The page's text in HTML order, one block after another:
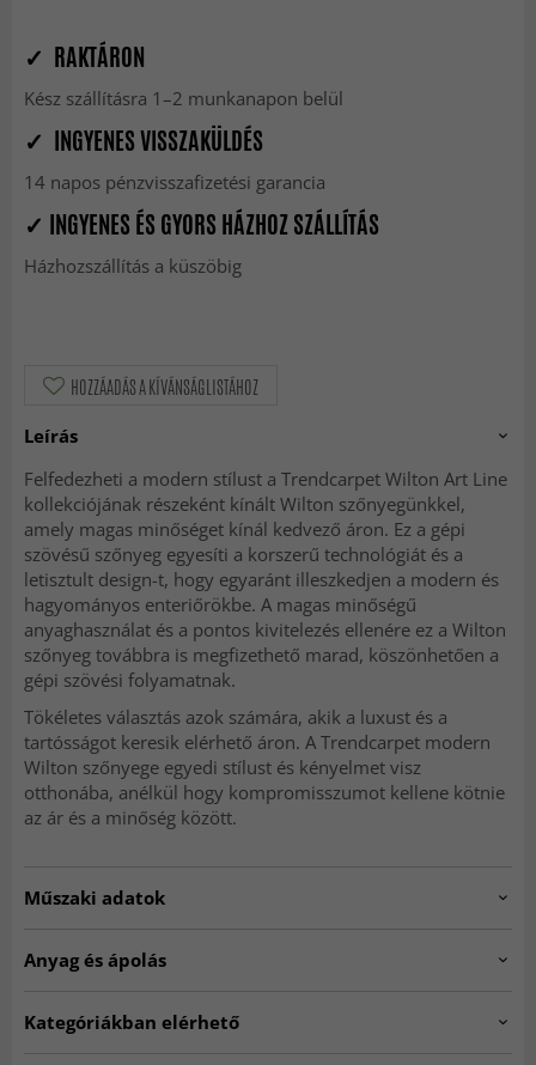
✓ RAKTÁRON
Kész szállításra 1–2 munkanapon belül
✓ INGYENES VISSZAKÜLDÉS
14 napos pénzvisszafizetési garancia
✓ INGYENES ÉS GYORS HÁZHOZ SZÁLLÍTÁS
Házhozszállítás a küszöbig
HOZZÁADÁS A KÍVÁNSÁGLISTÁHOZ
Leírás
Felfedezheti a modern stílust a Trendcarpet Wilton Art Line
kollekciójának részeként kínált Wilton szőnyegünkkel,
amely magas minőséget kínál kedvező áron. Ez a gépi
szövésű szőnyeg egyesíti a korszerű technológiát és a
letisztult design-t, hogy egyaránt illeszkedjen a modern és
hagyományos enteriőrökbe. A magas minőségű
anyaghasználat és a pontos kivitelezés ellenére ez a Wilton
szőnyeg továbbra is megfizethető marad, köszönhetően a
gépi szövési folyamatnak.
Tökéletes választás azok számára, akik a luxust és a
tartósságot keresik elérhető áron. A Trendcarpet modern
Wilton szőnyege egyedi stílust és kényelmet visz
otthonába, anélkül hogy kompromisszumot kellene kötnie
az ár és a minőség között.
Műszaki adatok
Anyag és ápolás
Kategóriákban elérhető